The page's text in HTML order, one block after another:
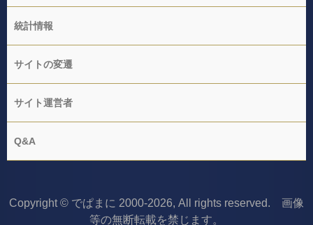
統計情報
サイトの変遷
サイト運営者
Q&A
Copyright © でぱまに 2000-2026, All rights reserved. 画像
等の無断転載を禁じます。